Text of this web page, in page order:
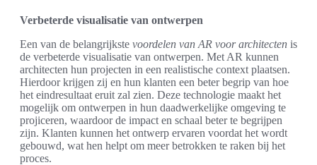
Verbeterde visualisatie van ontwerpen
Een van de belangrijkste voordelen van AR voor architecten is
de verbeterde visualisatie van ontwerpen. Met AR kunnen
architecten hun projecten in een realistische context plaatsen.
Hierdoor krijgen zij en hun klanten een beter begrip van hoe
het eindresultaat eruit zal zien. Deze technologie maakt het
mogelijk om ontwerpen in hun daadwerkelijke omgeving te
projiceren, waardoor de impact en schaal beter te begrijpen
zijn. Klanten kunnen het ontwerp ervaren voordat het wordt
gebouwd, wat hen helpt om meer betrokken te raken bij het
proces.